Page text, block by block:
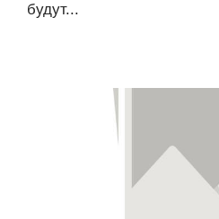
будут...